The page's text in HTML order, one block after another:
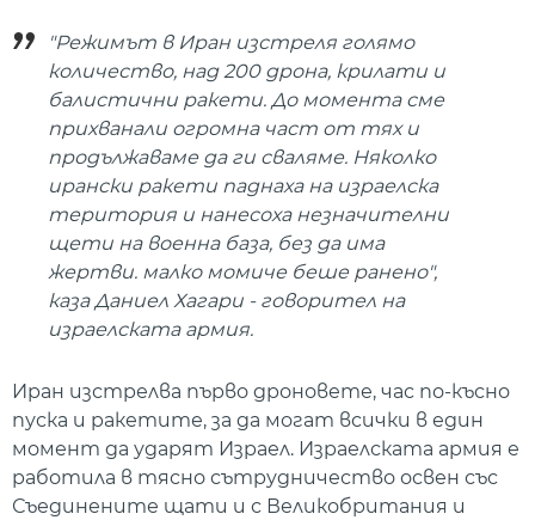
"Режимът в Иран изстреля голямо
количество, над 200 дрона, крилати и
балистични ракети. До момента сме
прихванали огромна част от тях и
продължаваме да ги сваляме. Няколко
ирански ракети паднаха на израелска
територия и нанесоха незначителни
щети на военна база, без да има
жертви. малко момиче беше ранено",
каза Даниел Хагари - говорител на
израелската армия.
Иран изстрелва първо дроновете, час по-късно
пуска и ракетите, за да могат всички в един
момент да ударят Израел. Израелската армия е
работила в тясно сътрудничество освен със
Съединените щати и с Великобритания и